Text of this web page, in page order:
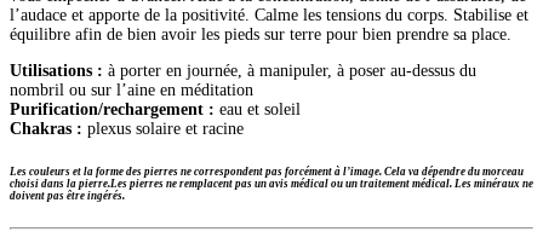
l’audace et apporte de la positivité. Calme les tensions du corps. Stabilise et
équilibre afin de bien avoir les pieds sur terre pour bien prendre sa place.
Utilisations : à porter en journée, à manipuler, à poser au-dessus du
nombril ou sur l’aine en méditation
Purification/rechargement : eau et soleil
Chakras : plexus solaire et racine
Les couleurs et la forme des pierres ne correspondent pas forcément à l’image. Cela va dépendre du morceau
choisi dans la pierre.Les pierres ne remplacent pas un avis médical ou un traitement médical. Les minéraux ne
doivent pas être ingérés.